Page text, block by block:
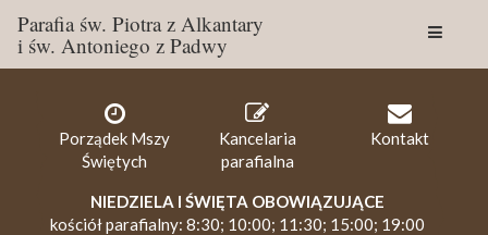
Parafia św. Piotra z Alkantary
i św. Antoniego z Padwy
Porządek Mszy
Świętych
Kancelaria
parafialna
Kontakt
NIEDZIELA I ŚWIĘTA OBOWIĄZUJĄCE
kościół parafialny: 8:30; 10:00; 11:30; 15:00; 19:00